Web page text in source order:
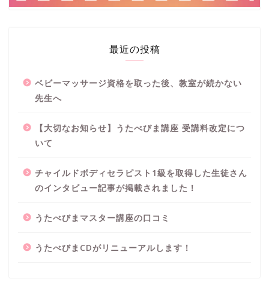
最近の投稿
ベビーマッサージ資格を取った後、教室が続かない
先生へ
【大切なお知らせ】うたべびま講座 受講料改定につ
いて
チャイルドボディセラピスト1級を取得した生徒さん
のインタビュー記事が掲載されました！
うたべびまマスター講座の口コミ
うたべびまCDがリニューアルします！